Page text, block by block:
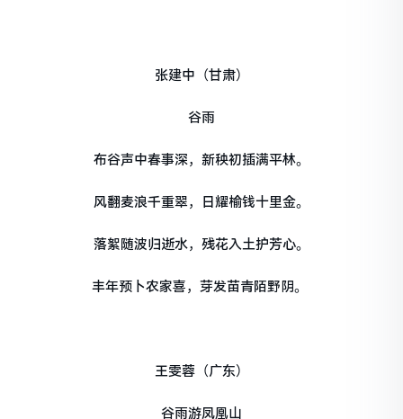
张建中（甘肃）
谷雨
布谷声中春事深，新秧初插满平林。
风翻麦浪千重翠，日耀榆钱十里金。
落絮随波归逝水，残花入土护芳心。
丰年预卜农家喜，芽发苗青陌野阴。
王雯蓉（广东）
谷雨游凤凰山